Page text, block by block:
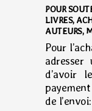
POUR
LIVRES,
AUTEURS,
Pour
d’avoir
de